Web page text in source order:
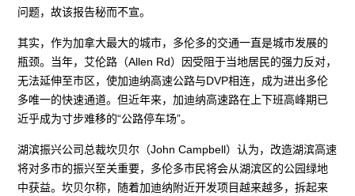
问题，故该报告秘而不宣。
其实，作为加拿大最大的城市，多伦多的交通一直是城市发展的
瓶颈。当年，艾伦路（Allen Rd）因受阻于当地居民的强力反对，
无法延伸至市区，使加迪纳高速公路与DVP相连，成为进出多伦
多唯一的快速通道。但近年来，加迪纳高速路在上下班高峰期已
近乎成为寸步难移的“公路停车场”。
湖滨振兴公司总裁坎贝尔（John Campbell）认为，改造湖滨高速
将对多市的振兴至关重要，多伦多市民将会从湖滨区的公园绿地
中获益。坎贝尔称，随着加迪纳附近开发项目越来越多，拆起来